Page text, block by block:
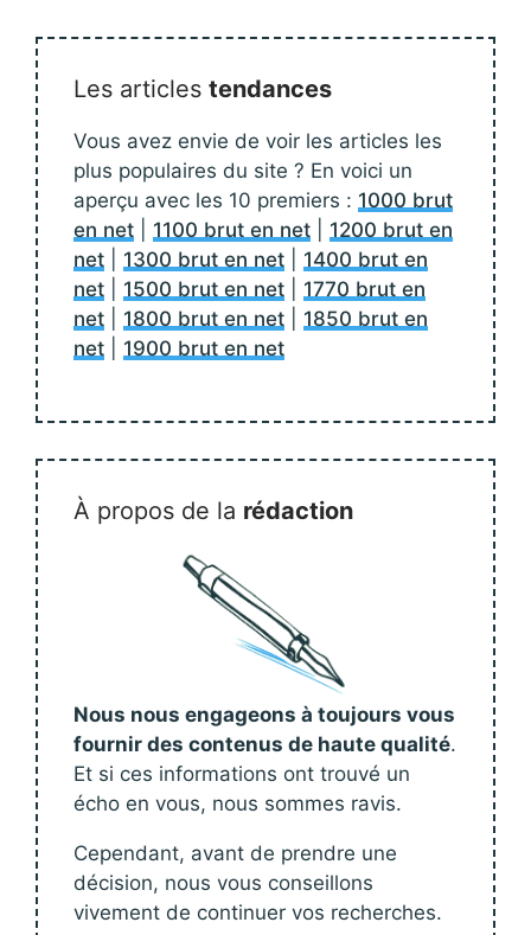
Les articlestendances
Vous avez envie de voir les articles les
plus populaires du site ? En voici un
aperçu avec les 10 premiers : 1000 brut
en net
1100 brut en net
1200 brut en
net
1300 brut en net
1400 brut en
net
1500 brut en net
1770 brut en
net
1800 brut en net
1850 brut en
net
1900 brut en net
À propos de la rédaction
Nous nous engageons à toujours vous
fournir des contenus de haute qualité.
Et si ces informations ont trouvé un
écho en vous, nous sommes ravis.
Cependant, avant de prendre une
décision, nous vous conseillons
vivement de continuer vos recherches.